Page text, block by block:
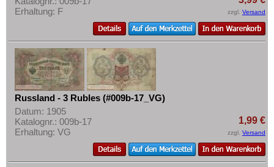
Erhaltung: F
zzgl. Versand
Russland - 3 Rubles (#009b-17_VG)
Datum: 1905
Katalognr.: 009b-17
Erhaltung: VG
1,99 €
zzgl. Versand